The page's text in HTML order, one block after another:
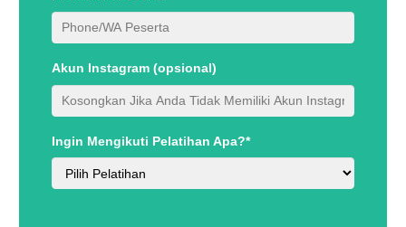
Akun Instagram (opsional)
Ingin Mengikuti Pelatihan Apa?*